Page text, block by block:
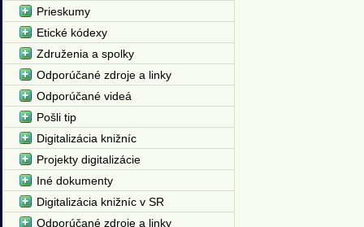
Prieskumy
Etické kódexy
Združenia a spolky
Odporúčané zdroje a linky
Odporúčané videá
Pošli tip
Digitalizácia knižníc
Projekty digitalizácie
Iné dokumenty
Digitalizácia knižníc v SR
Odporúčané zdroje a linky